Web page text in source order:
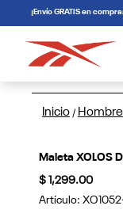
connectif¡Envío GRATIS en
Inicio / Hombre
Maleta XOLOS
$ 1,299.00
Artículo: